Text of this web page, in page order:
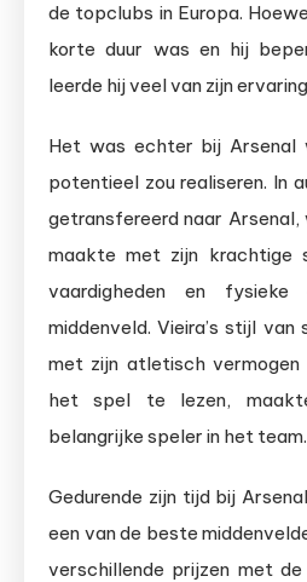
de topclubs in Europa.
korte duur was en hij
leerde hij veel van zijn
Het was echter bij Arsenal
potentieel zou realiseren. In
getransfereerd naar Arsenal,
maakte met zijn krachtige
vaardigheden en
middenveld. Vieira’s stijl van
met zijn atletisch vermogen
het spel te lezen,
belangrijke speler in het team.
Gedurende zijn tijd bij
een van de beste
verschillende prijzen met